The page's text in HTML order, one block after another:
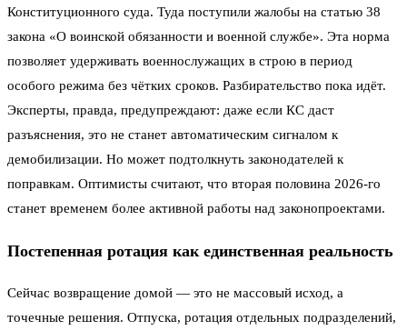
Конституционного суда. Туда поступили жалобы на статью 38
закона «О воинской обязанности и военной службе». Эта норма
позволяет удерживать военнослужащих в строю в период
особого режима без чётких сроков. Разбирательство пока идёт.
Эксперты, правда, предупреждают: даже если КС даст
разъяснения, это не станет автоматическим сигналом к
демобилизации. Но может подтолкнуть законодателей к
поправкам. Оптимисты считают, что вторая половина 2026-го
станет временем более активной работы над законопроектами.
Постепенная ротация как единственная реальность
Сейчас возвращение домой — это не массовый исход, а
точечные решения. Отпуска, ротация отдельных подразделений,